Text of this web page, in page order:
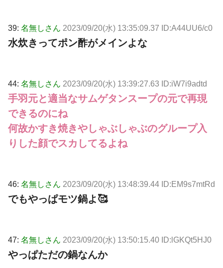
39: 名無しさん 2023/09/20(水) 13:35:09.37 ID:A44UU6/c0
水炊きってポン酢がメインよな
44: 名無しさん 2023/09/20(水) 13:39:27.63 ID:iW7i9adtd
手羽元と適当なサムゲタンスープの元で再現
できるのにね
何故かすき焼きやしゃぶしゃぶのグループ入
りした顔でスカしてるよね
46: 名無しさん 2023/09/20(水) 13:48:39.44 ID:EM9s7mtRd
でもやっぱモツ鍋よ🥰
47: 名無しさん 2023/09/20(水) 13:50:15.40 ID:lGKQt5HJ0
やっぱただの鍋なんか